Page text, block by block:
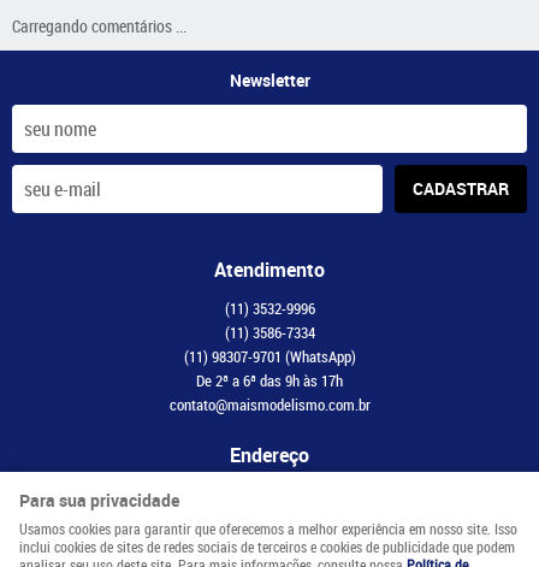
Carregando comentários ...
Newsletter
CADASTRAR
Atendimento
(11) 3532-9996
(11) 3586-7334
(11) 98307-9701 (WhatsApp)
De 2ª a 6ª das 9h às 17h
contato@maismodelismo.com.br
Endereço
Avenida Adolfo Pinheiro, 2056, CJ 34
Para sua privacidade
Usamos cookies para garantir que oferecemos a melhor experiência em nosso site. Isso
inclui cookies de sites de redes sociais de terceiros e cookies de publicidade que podem